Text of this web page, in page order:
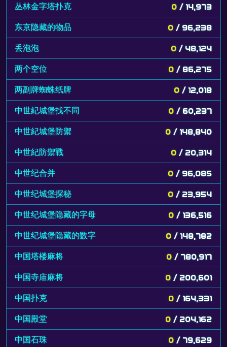
丛林金字塔扑克 0 / 14,973
东京隐藏的物品 0 / 96,238
丢泡泡 0 / 48,124
两个空位 0 / 86,275
两副牌蜘蛛纸牌 0 / 12,018
中世紀城堡找不同 0 / 60,237
中世紀城堡防禦 0 / 148,840
中世紀防禦戰 0 / 20,314
中世纪合并 0 / 96,085
中世纪城堡探秘 0 / 23,954
中世纪城堡隐藏的字母 0 / 136,516
中世纪城堡隐藏的数字 0 / 148,782
中国塔楼麻将 0 / 780,917
中国寺庙麻将 0 / 200,601
中国扑克 0 / 164,331
中国殿堂 0 / 204,162
中国石珠 0 / 79,629